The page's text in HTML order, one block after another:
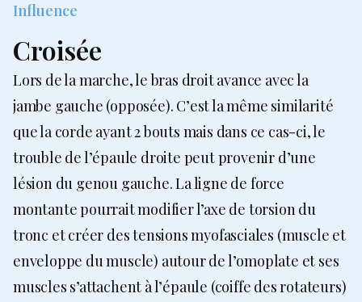
Influence
Croisée
Lors de la marche, le bras droit avance avec la
jambe gauche (opposée). C’est la même similarité
que la corde ayant 2 bouts mais dans ce cas-ci, le
trouble de l’épaule droite peut provenir d’une
lésion du genou gauche. La ligne de force
montante pourrait modifier l’axe de torsion du
tronc et créer des tensions myofasciales (muscle et
enveloppe du muscle) autour de l’omoplate et ses
muscles s’attachent à l’épaule (coiffe des rotateurs)